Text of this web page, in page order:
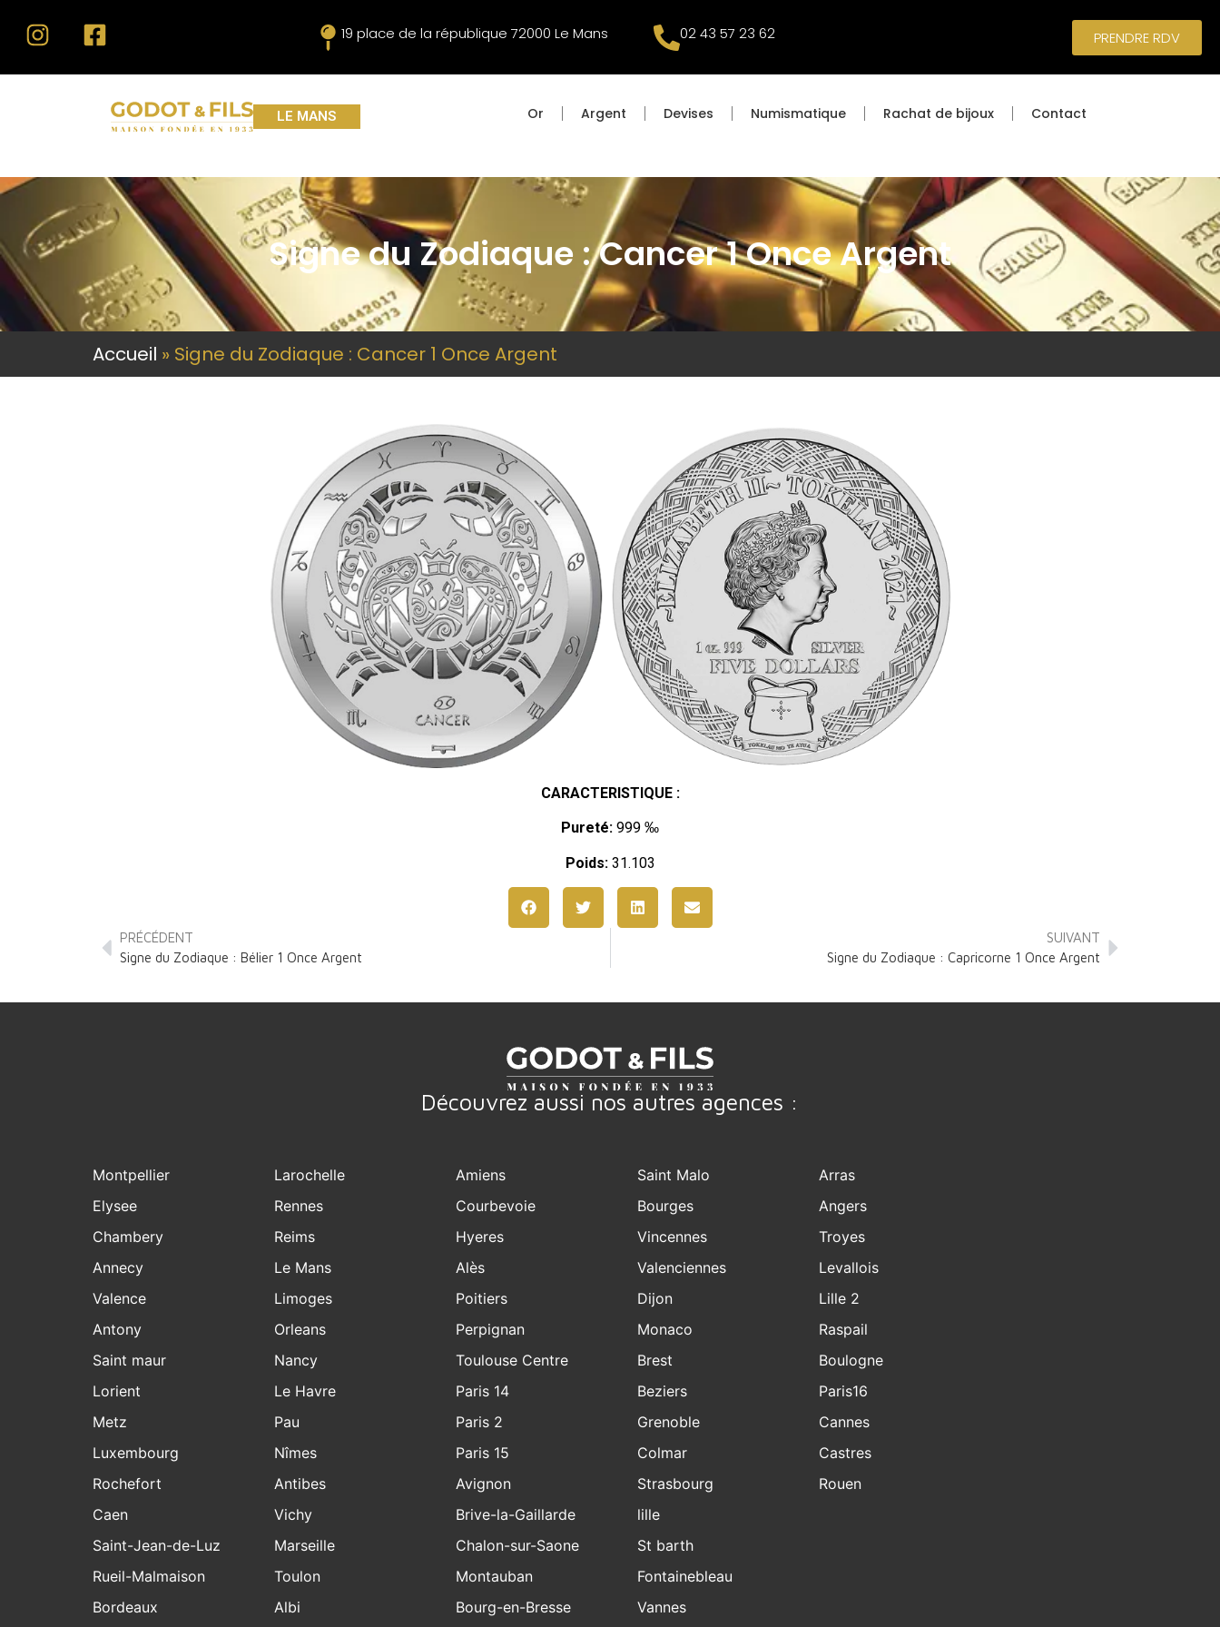
19 place de la république 72000 Le Mans 02 43 57 23 62 PRENDRE RDV
LE MANS Or Argent Devises Numismatique Rachat de bijoux Contact
Signe du Zodiaque : Cancer 1 Once Argent
Accueil » Signe du Zodiaque : Cancer 1 Once Argent
CARACTERISTIQUE :
Pureté: 999 ‰
Poids:31.103
PRÉCÉDENT
Signe du Zodiaque : Bélier 1 Once Argent
SUIVANT
Signe du Zodiaque : Capricorne 1 Once Argent
Découvrez aussi nos autres agences :
Montpellier
Elysee
Chambery
Annecy
Valence
Antony
Saint maur
Lorient
Metz
Luxembourg
Rochefort
Larochelle
Rennes
Reims
Le Mans
Limoges
Orleans
Nancy
Le Havre
Pau
Nîmes
Antibes
Amiens
Courbevoie
Hyeres
Alès
Poitiers
Perpignan
Toulouse Centre
Paris 14
Paris 2
Paris 15
Avignon
Saint Malo
Bourges
Vincennes
Valenciennes
Dijon
Monaco
Brest
Beziers
Grenoble
Colmar
Strasbourg
Arras
Angers
Troyes
Levallois
Lille 2
Raspail
Boulogne
Paris16
Cannes
Castres
Rouen
Caen
Saint-Jean-de-Luz
Rueil-Malmaison
Bordeaux
Vichy
Marseille
Toulon
Albi
Brive-la-Gaillarde
Chalon-sur-Saone
Montauban
Bourg-en-Bresse
lille
St barth
Fontainebleau
Vannes